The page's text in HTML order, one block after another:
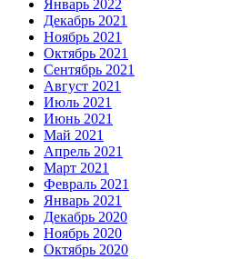
Январь 2022
Декабрь 2021
Ноябрь 2021
Октябрь 2021
Сентябрь 2021
Август 2021
Июль 2021
Июнь 2021
Май 2021
Апрель 2021
Март 2021
Февраль 2021
Январь 2021
Декабрь 2020
Ноябрь 2020
Октябрь 2020